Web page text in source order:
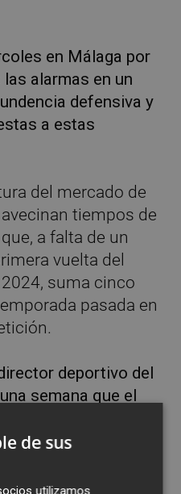
en Málaga por
alarmas en un
defensiva y
a estas
del mercado de
tiempos de
a falta de un
vuelta del
suma cinco
pasada en
deportivo del
semana que el
que no se
de sus
utilizamos